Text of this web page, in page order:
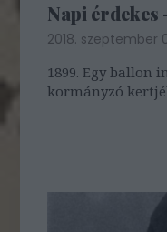
Napi érdekes
2018. szeptember
1899. Egy ballon
kormányzó